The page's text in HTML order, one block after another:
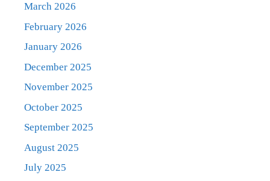
March 2026
February 2026
January 2026
December 2025
November 2025
October 2025
September 2025
August 2025
July 2025